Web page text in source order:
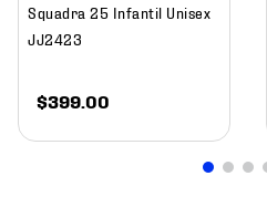
Squadra 25 Infantil Unisex
JJ2423
$399.00